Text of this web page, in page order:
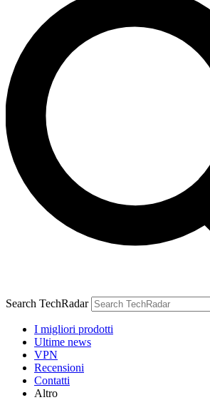
Search TechRadar
I migliori prodotti
Ultime news
VPN
Recensioni
Contatti
Altro